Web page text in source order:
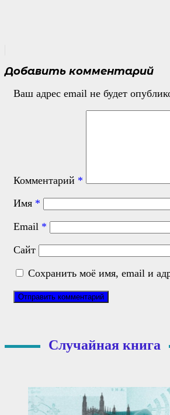
Добавить комментарий
Ваш адрес email не будет
Комментарий *
Имя *
Email *
Сайт
Сохранить моё имя, email и
Случайная книга